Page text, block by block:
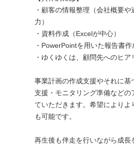
・顧客の情報整理（会社概要や
力）
・資料作成（Excelが中心）
・PowerPointを用いた報告書
・ゆくゆくは、顧問先へのヒア
事業計画の作成支援やそれに基
支援・モニタリング準備などの
ていただきます。希望により
も可能です。
再生後も伴走を行いながら成長